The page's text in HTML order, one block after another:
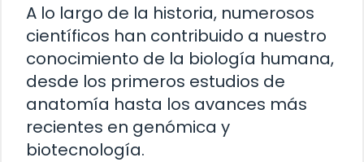
A lo largo de la historia, numerosos
científicos han contribuido a nuestro
conocimiento de la biología humana,
desde los primeros estudios de
anatomía hasta los avances más
recientes en genómica y
biotecnología.